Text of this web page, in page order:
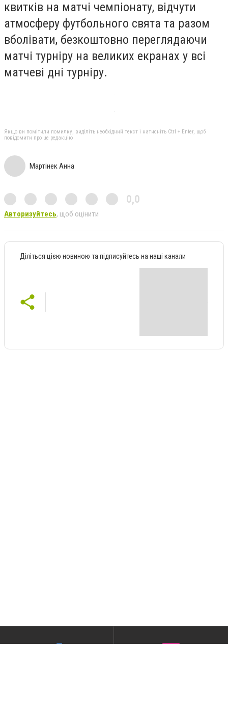
квитків на матчі чемпіонату, відчути
атмосферу футбольного свята та разом
вболівати, безкоштовно переглядаючи
матчі турніру на великих екранах у всі
матчеві дні турніру.
Якщо ви помітили помилку, виділіть необхідний текст і натисніть Ctrl + Enter, щоб
повідомити про це редакцію
Мартінек Анна
0,0
Авторизуйтесь, щоб оцінити
Діліться цією новиною та підписуйтесь на наші канали